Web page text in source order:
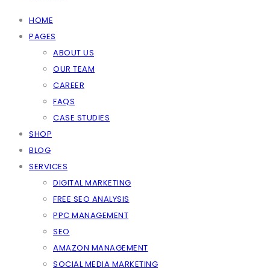
HOME
PAGES
ABOUT US
OUR TEAM
CAREER
FAQS
CASE STUDIES
SHOP
BLOG
SERVICES
DIGITAL MARKETING
FREE SEO ANALYSIS
PPC MANAGEMENT
SEO
AMAZON MANAGEMENT
SOCIAL MEDIA MARKETING